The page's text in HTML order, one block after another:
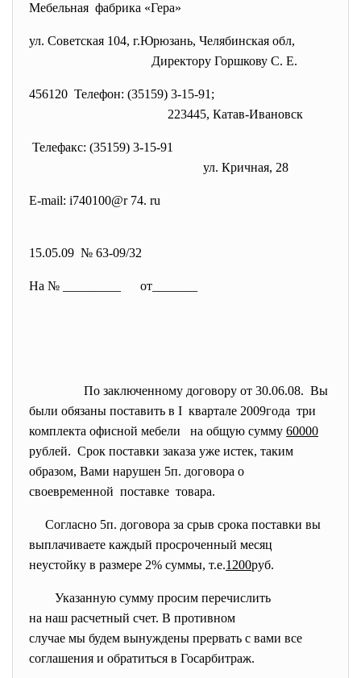
Мебельная фабрика «Гера»
ул. Советская 104, г.Юрюзань, Челябинская обл,
Директору Горшкову С. Е.
456120 Телефон: (35159) 3-15-91;
223445, Катав-Ивановск
Телефакс: (35159) 3-15-91
ул. Кричная, 28
E-mail: i740100@r 74. ru
15.05.09 № 63-09/32
На № _________ от_______
По заключенному договору от 30.06.08. Вы
были обязаны поставить в I квартале 2009года три
комплекта офисной мебели на общую сумму 60000
рублей. Срок поставки заказа уже истек, таким
образом, Вами нарушен 5п. договора о
своевременной поставке товара.
Согласно 5п. договора за срыв срока поставки вы
выплачиваете каждый просроченный месяц
неустойку в размере 2% суммы, т.е.1200руб.
Указанную сумму просим перечислить
на наш расчетный счет. В противном
случае мы будем вынуждены прервать с вами все
соглашения и обратиться в Госарбитраж.